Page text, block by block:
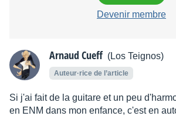
Devenir membre
Arnaud Cueff (Los Teignos)
Auteur·rice de l’article
Si j'ai fait de la guitare et un peu
en ENM dans mon enfance, c'est en